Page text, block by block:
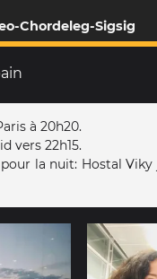
Chordeleg-Sigsig
à 20h20.
vers 22h15.
la nuit: Hostal Viky